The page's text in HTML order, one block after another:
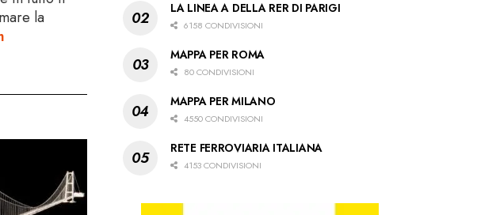
la
LA LINEA A DELLA RER DI PARIGI
6158 CONDIVISIONI
MAPPA PER ROMA
80 CONDIVISIONI
MAPPA PER MILANO
4550 CONDIVISIONI
RETE FERROVIARIA ITALIANA
4153 CONDIVISIONI